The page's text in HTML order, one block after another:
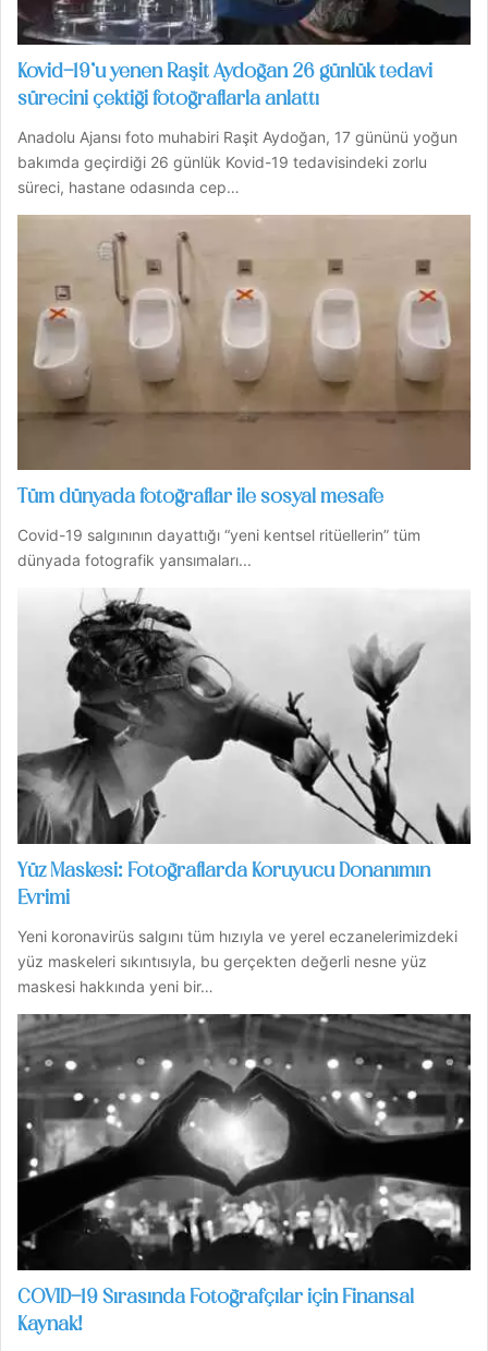
Kovid-19’u yenen Raşit Aydoğan 26 günlük tedavi
sürecini çektiği fotoğraflarla anlattı
Anadolu Ajansı foto muhabiri Raşit Aydoğan, 17 gününü yoğun
bakımda geçirdiği 26 günlük Kovid-19 tedavisindeki zorlu
süreci, hastane odasında cep…
Tüm dünyada fotoğraflar ile sosyal mesafe
Covid-19 salgınının dayattığı “yeni kentsel ritüellerin” tüm
dünyada fotografik yansımaları...
Yüz Maskesi: Fotoğraflarda Koruyucu Donanımın
Evrimi
Yeni koronavirüs salgını tüm hızıyla ve yerel eczanelerimizdeki
yüz maskeleri sıkıntısıyla, bu gerçekten değerli nesne yüz
maskesi hakkında yeni bir…
COVID-19 Sırasında Fotoğrafçılar için Finansal
Kaynak!